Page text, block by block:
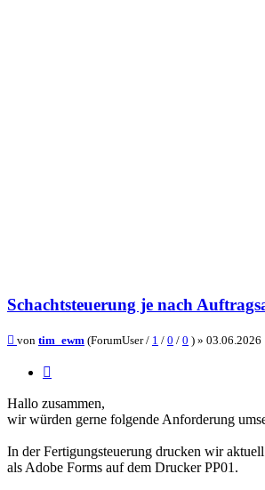
Schachtsteuerung je nach
Beitrag
von tim_ewm (ForumUser / 1 / 0 / 0 ) » 03.06.2026
Hallo zusammen,
wir würden gerne folgende Anforderung
In der Fertigungsteuerung drucken wir
als Adobe Forms auf dem Drucker PP01.